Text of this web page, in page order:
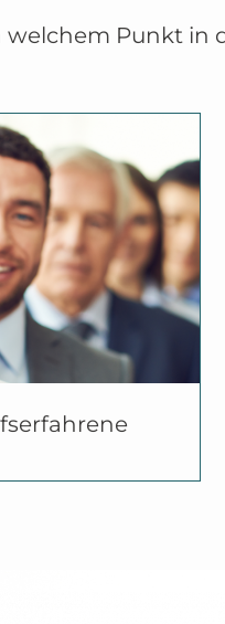
welchem Punkt
Klarheit
•
Karriereschritt
•